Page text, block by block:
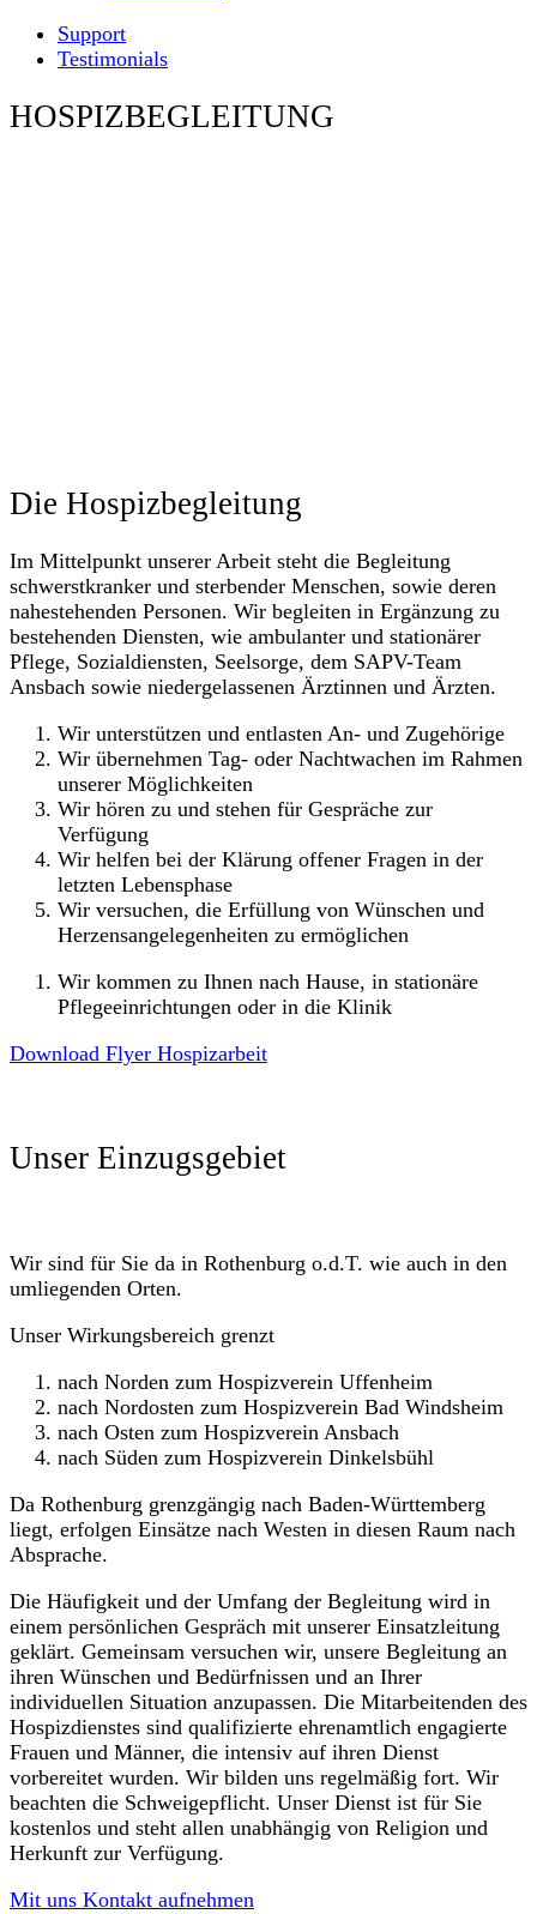
Support
Testimonials
HOSPIZBEGLEITUNG
Die Hospizbegleitung
Im Mittelpunkt unserer Arbeit steht die Begleitung
schwerstkranker und sterbender Menschen, sowie deren
nahestehenden Personen. Wir begleiten in Ergänzung zu
bestehenden Diensten, wie ambulanter und stationärer
Pflege, Sozialdiensten, Seelsorge, dem SAPV-Team
Ansbach sowie niedergelassenen Ärztinnen und Ärzten.
Wir unterstützen und entlasten An- und Zugehörige
Wir übernehmen Tag- oder Nachtwachen im Rahmen
unserer Möglichkeiten
Wir hören zu und stehen für Gespräche zur
Verfügung
Wir helfen bei der Klärung offener Fragen in der
letzten Lebensphase
Wir versuchen, die Erfüllung von Wünschen und
Herzensangelegenheiten zu ermöglichen
Wir kommen zu Ihnen nach Hause, in stationäre
Pflegeeinrichtungen oder in die Klinik
Download Flyer Hospizarbeit
Unser Einzugsgebiet
Wir sind für Sie da in Rothenburg o.d.T. wie auch in den
umliegenden Orten.
Unser Wirkungsbereich grenzt
nach Norden zum Hospizverein Uffenheim
nach Nordosten zum Hospizverein Bad Windsheim
nach Osten zum Hospizverein Ansbach
nach Süden zum Hospizverein Dinkelsbühl
Da Rothenburg grenzgängig nach Baden-Württemberg
liegt, erfolgen Einsätze nach Westen in diesen Raum nach
Absprache.
Die Häufigkeit und der Umfang der Begleitung wird in
einem persönlichen Gespräch mit unserer Einsatzleitung
geklärt. Gemeinsam versuchen wir, unsere Begleitung an
ihren Wünschen und Bedürfnissen und an Ihrer
individuellen Situation anzupassen. Die Mitarbeitenden des
Hospizdienstes sind qualifizierte ehrenamtlich engagierte
Frauen und Männer, die intensiv auf ihren Dienst
vorbereitet wurden. Wir bilden uns regelmäßig fort. Wir
beachten die Schweigepflicht. Unser Dienst ist für Sie
kostenlos und steht allen unabhängig von Religion und
Herkunft zur Verfügung.
Mit uns Kontakt aufnehmen